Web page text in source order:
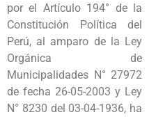
Intranet
por el Artículo 194° de la
Constitución Política del
Perú, al amparo de la Ley
Orgánica de
Municipalidades N° 27972
de fecha 26-05-2003 y Ley
N° 8230 del 03-04-1936, ha